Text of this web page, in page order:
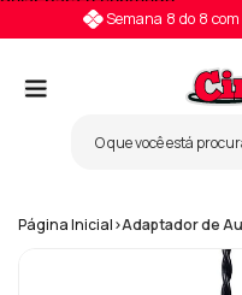
Semana 8 do 8
Página Inicial>Adaptador de